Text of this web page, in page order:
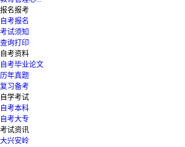
报名报考
自考报名
考试须知
查询打印
自考资料
自考毕业论文
历年真题
复习备考
自学考试
自考本科
自考大专
考试资讯
大兴安岭